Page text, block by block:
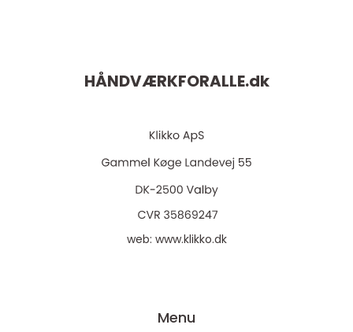
HÅNDVÆRKFORALLE.dk
web: www.klikko.dk
Menu